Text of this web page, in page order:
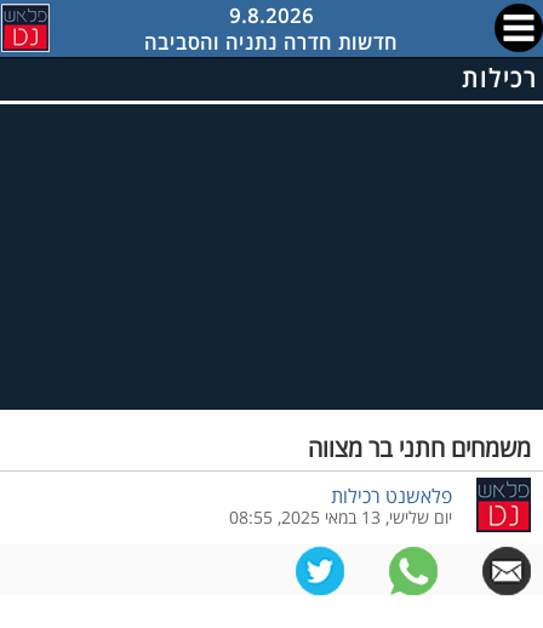
9.8.2026
חדשות חדרה נתניה והסביבה
רכילות
משמחים חתני בר מצווה
פלאשנט רכילות
יום שלישי, 13 במאי 2025, 08:55